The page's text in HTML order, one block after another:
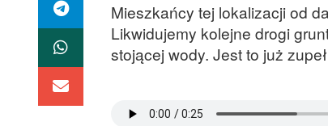
Mieszkańcy tej lokalizacji od
Likwidujemy kolejne drogi
stojącej wody. Jest to już